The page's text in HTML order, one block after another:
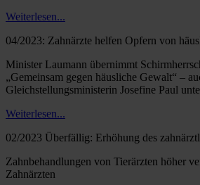
Weiterlesen...
04/2023: Zahnärzte helfen Opfern von
Minister Laumann übernimmt
„Gemeinsam gegen häusliche Gewalt“ –
Gleichstellungsministerin Josefine Paul
Weiterlesen...
02/2023 Überfällig: Erhöhung des
Zahnbehandlungen von Tierärzten höher
Zahnärzten